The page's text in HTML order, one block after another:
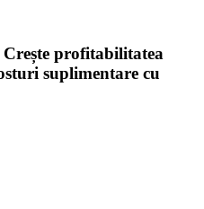
Crește profitabilitatea
suplimentare cu